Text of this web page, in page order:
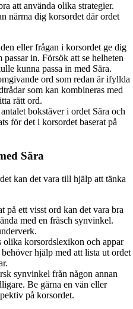
att använda olika strategier.
närma dig korsordet där ordet
eller frågan i korsordet ge dig
in. Försök att se helheten
kunna passa in med Sära.
ord som redan är ifyllda
som kan kombineras med
rätt ord.
bokstäver i ordet Sära och
för det i korsordet baserat på
Sära
kan det vara till hjälp att tänka
på ett visst ord kan det vara bra
med en fräsch synvinkel.
olika korsordslexikon och appar
hjälp med att lista ut ordet
synvinkel från någon annan
Be gärna en vän eller
på korsordet.